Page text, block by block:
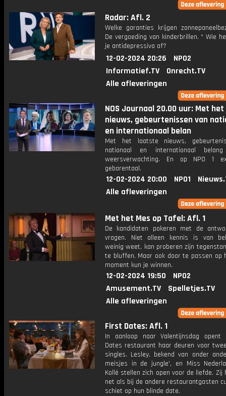
Radar: Afl. 2
Welke garanties krijgen
De vergoeding van kinderbrillen. * Wie
je antidepressiva af?
12-02-2024 20:26
NPO2
Informatief.TV
Onrecht.TV
Alle afleveringen
NOS Journaal 20.00 uur: Met
nieuws, gebeurtenissen van
en internationaal belan
Met het laatste nieuws,
nationaal en internationaal
weersverwachting. En op NPO 1
gebarentaal.
12-02-2024 20:00 NPO1
Alle afleveringen
Met het Mes op Tafel: Afl. 1
De kandidaten pokeren met de
vragen. Niet alleen kennis is van
weinig weet, kan proberen zijn
te bluffen. Maar ook door te passen op
moment kun je winnen.
12-02-2024 19:50
NPO2
Amusement.TV
Spelletjes.TV
Alle afleveringen
First Dates: Afl. 1
In aanloop naar Valentijnsdag
Dates restaurant haar deuren voor
singles. Lesley, bekend van onder
meisjes in de jungle', en Miss
Kollé stellen zich open voor de liefde. Zij
net als bij de andere restaurantgasten
schiet op hun blinde date.